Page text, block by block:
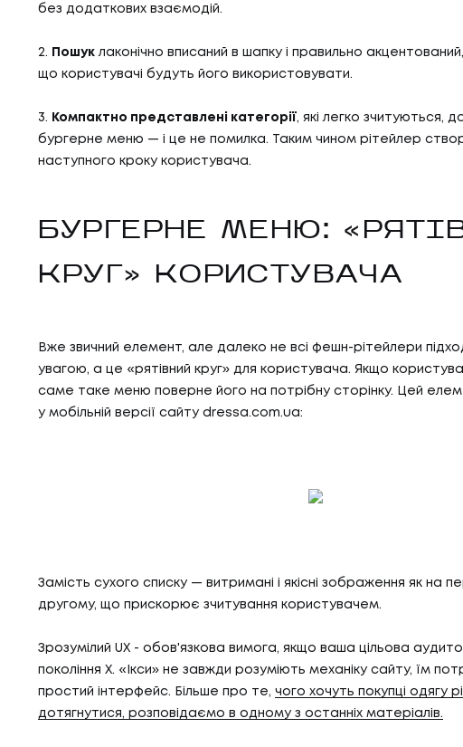
без додаткових взаємодій.
2. Пошуклаконічно вписаний в шапку і правильно
що користувачі будуть його використовувати.
3. Компактно представлені категорії , які легко зчитуються,
бургерне меню — і це не помилка. Таким чином рітейлер
наступного кроку користувача.
БУРГЕРНЕ МЕНЮ:
КРУГ» КОРИСТУВАЧА
Вже звичний елемент, але далеко не всі фешн-рітейлери
увагою, а це «рятівний круг» для користувача. Якщо
саме таке меню поверне його на потрібну сторінку. Цей
у мобільній версії сайту dressa.com.ua:
Замість сухого списку — витримані і якісні зображення як на
другому, що прискорює зчитування користувачем.
Зрозумілий UX - обов'язкова вимога, якщо ваша цільова
покоління X. «Ікси» не завжди розуміють механіку сайту, їм
простий інтерфейс. Більше про те, чого хочуть покупці одягу
дотягнутися, розповідаємо в одному з останніх матеріалів.
05
НАС